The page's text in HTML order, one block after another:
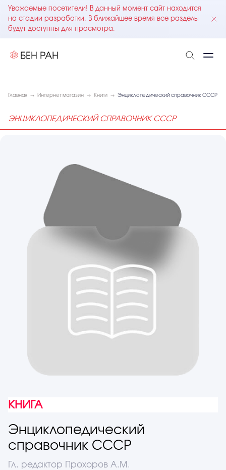
Уважаемые посетители! В данный момент сайт находится
на стадии разработки. В ближайшее время все разделы
будут доступны для просмотра.
Главная Интернет магазин Книги Энциклопедический справочник СССР
ЭНЦИКЛОПЕДИЧЕСКИЙ СПРАВОЧНИК СССР
КНИГА
Энциклопедический
справочник СССР
Гл. редактор Прохоров А.М.